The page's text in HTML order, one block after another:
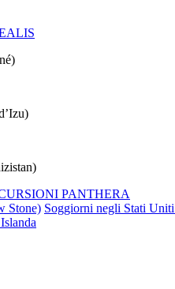
PANTHERA
Stone) Soggiorni negli Stati